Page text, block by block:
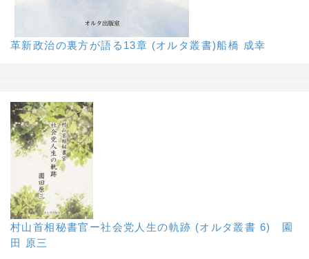
革新政治の裏方が語る13章 (オルタ叢書)船橋 成幸
村山首相秘書官ー社会党人生の軌跡 (オルタ叢書 6) 園
田 原三